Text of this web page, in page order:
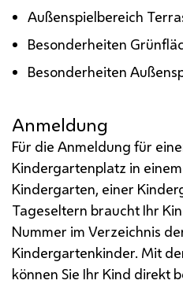
Außenspielbereich
Besonderheiten
Besonderheiten
Anmeldung
Für die Anmeldung für
Kindergartenplatz in
Kindergarten, einer
Tageseltern braucht Ihr
Nummer im Verzeichnis
Kindergartenkinder. Mit
können Sie Ihr Kind direkt